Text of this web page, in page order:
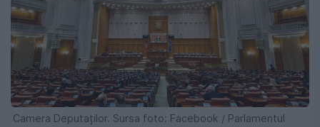
Camera Deputaților. Sursa foto: Facebook / Parlamentul